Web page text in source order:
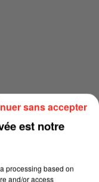
est notre
processing based on
and/or access
sans accepter